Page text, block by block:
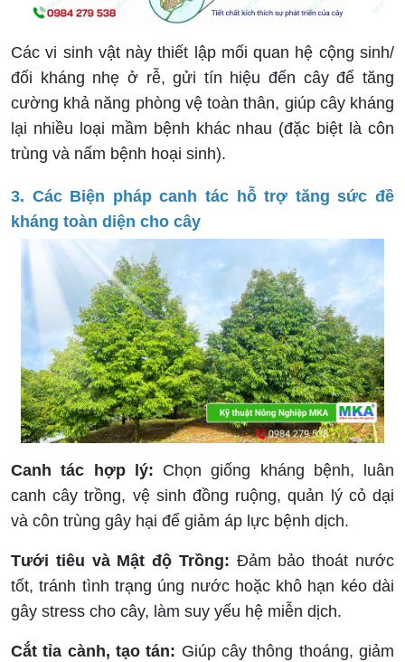
Các vi sinh vật này thiết lập mối quan hệ cộng sinh/
đối kháng nhẹ ở rễ, gửi tín hiệu đến cây để tăng
cường khả năng phòng vệ toàn thân, giúp cây kháng
lại nhiều loại mầm bệnh khác nhau (đặc biệt là côn
trùng và nấm bệnh hoại sinh).
3. Các Biện pháp canh tác hỗ trợ tăng sức đề
kháng toàn diện cho cây
Canh tác hợp lý: Chọn giống kháng bệnh, luân
canh cây trồng, vệ sinh đồng ruộng, quản lý cỏ dại
và côn trùng gây hại để giảm áp lực bệnh dịch.
Tưới tiêu và Mật độ Trồng: Đảm bảo thoát nước
tốt, tránh tình trạng úng nước hoặc khô hạn kéo dài
gây stress cho cây, làm suy yếu hệ miễn dịch.
Cắt tỉa cành, tạo tán: Giúp cây thông thoáng, giảm